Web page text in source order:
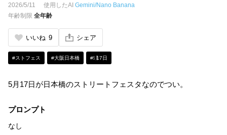
2026/5/11 使用したAI Gemini/Nano Banana
年齢制限 全年齢
いいね 9 シェア
#ストフェス #大阪日本橋 #㋄17日
5月17日が日本橋のストリートフェスタなのでつい。
プロンプト
なし